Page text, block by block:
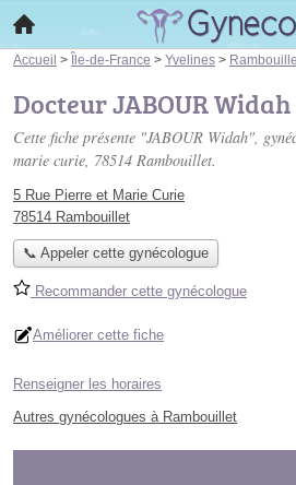
Accueil > Île-de-France > Yvelines >
Docteur JABOUR Widah
Cette fiche présente "JABOUR Widah",
marie curie, 78514 Rambouillet.
5 Rue Pierre et Marie Curie
78514 Rambouillet
📞 Appeler cette gynécologue
Recommander cette gynécologue
Améliorer cette fiche
Renseigner les horaires
Autres gynécologues à Rambouillet